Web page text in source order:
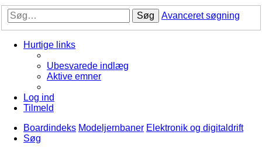
Søg Avanceret søgning
Hurtige links
Ubesvarede indlæg
Aktive emner
Log ind
Tilmeld
Boardindeks Modeljernbaner Elektronik og digitaldrift
Søg